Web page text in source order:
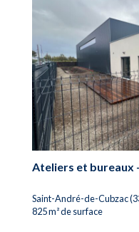
Ateliers et bureaux
Saint-André-de-Cubzac
825 m² de surface